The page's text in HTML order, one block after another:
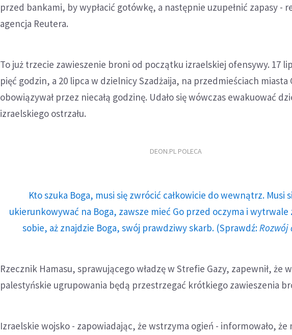
przed bankami, by wypłacić gotówkę, a następnie uzupełnić zapasy -
agencja Reutera.
To już trzecie zawieszenie broni od początku izraelskiej ofensywy. 17
pięć godzin, a 20 lipca w dzielnicy Szadżaija, na przedmieściach miasta
obowiązywał przez niecałą godzinę. Udało się wówczas ewakuować
izraelskiego ostrzału.
DEON.PL POLECA
Kto szuka Boga, musi się zwrócić całkowicie do wewnątrz. Musi
ukierunkowywać na Boga, zawsze mieć Go przed oczyma i wytrwale
sobie, aż znajdzie Boga, swój prawdziwy skarb. (Sprawdź: Rozwój
Rzecznik Hamasu, sprawującego władzę w Strefie Gazy, zapewnił, że
palestyńskie ugrupowania będą przestrzegać krótkiego zawieszenia
Izraelskie wojsko - zapowiadając, że wstrzyma ogień - informowało, że